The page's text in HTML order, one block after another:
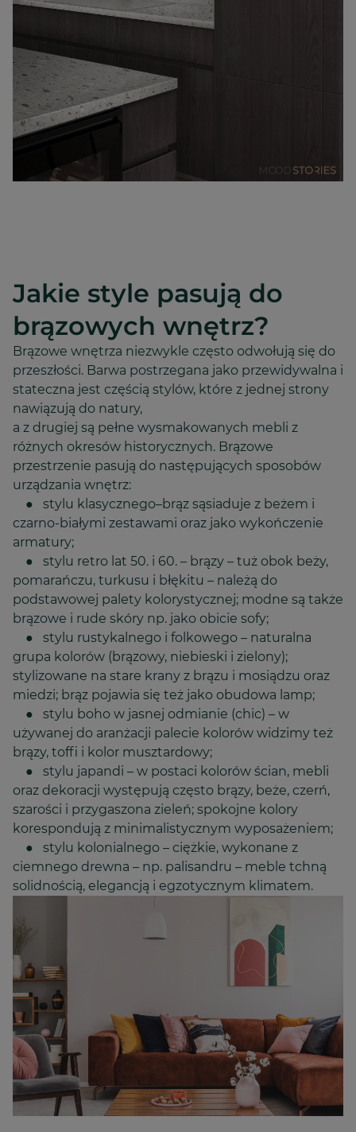
Jakie style pasują do
brązowych wnętrz?
Brązowe wnętrza niezwykle często odwołują się do
przeszłości. Barwa postrzegana jako przewidywalna i
stateczna jest częścią stylów, które z jednej strony
nawiązują do natury,
a z drugiej są pełne wysmakowanych mebli z
różnych okresów historycznych. Brązowe
przestrzenie pasują do następujących sposobów
urządzania wnętrz:
● stylu klasycznego–brąz sąsiaduje z beżem i
czarno-białymi zestawami oraz jako wykończenie
armatury;
● stylu retro lat 50. i 60. – brązy – tuż obok beży,
pomarańczu, turkusu i błękitu – należą do
podstawowej palety kolorystycznej; modne są także
brązowe i rude skóry np. jako obicie sofy;
● stylu rustykalnego i folkowego – naturalna
grupa kolorów (brązowy, niebieski i zielony);
stylizowane na stare krany z brązu i mosiądzu oraz
miedzi; brąz pojawia się też jako obudowa lamp;
● stylu boho w jasnej odmianie (chic) – w
używanej do aranżacji palecie kolorów widzimy też
brązy, toffi i kolor musztardowy;
● stylu japandi – w postaci kolorów ścian, mebli
oraz dekoracji występują często brązy, beże, czerń,
szarości i przygaszona zieleń; spokojne kolory
korespondują z minimalistycznym wyposażeniem;
● stylu kolonialnego – ciężkie, wykonane z
ciemnego drewna – np. palisandru – meble tchną
solidnością, elegancją i egzotycznym klimatem.